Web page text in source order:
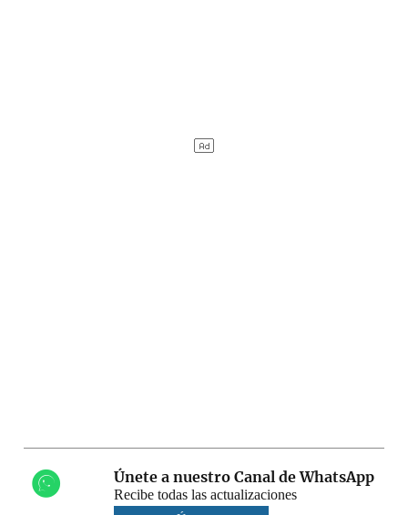
Únete a nuestro Canal de WhatsApp
Recibe todas las actualizaciones